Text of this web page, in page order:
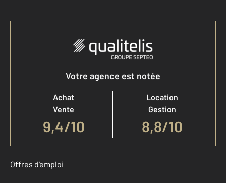
Votre agence est notée
Achat
Vente
9,4/10
Location
Gestion
8,8/10
Offres d'emploi